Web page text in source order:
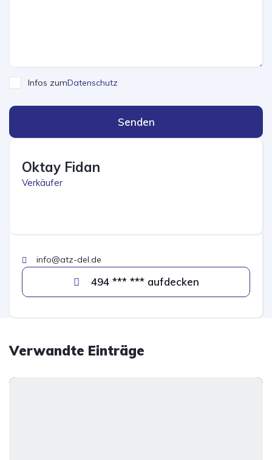
Infos zumDatenschutz
Senden
Oktay Fidan
Verkäufer
info@atz-del.de
494 *** *** aufdecken
Verwandte Einträge